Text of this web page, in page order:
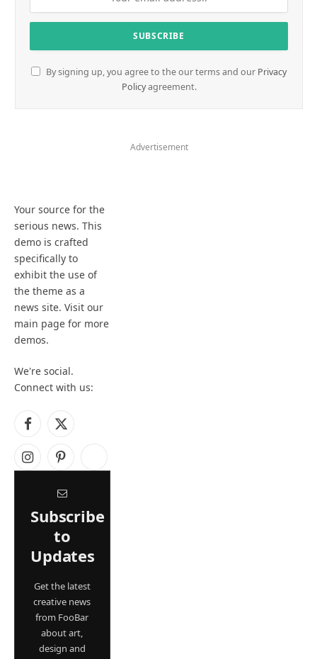
By signing up, you agree to the our terms and our Privacy
Policyagreement.
Advertisement
Your source for the
serious news. This
demo is crafted
specifically to
exhibit the use of
the theme as a
news site. Visit our
main page for more
demos.
We're social.
Connect with us:
Facebook
X
InstagramPinterest
Subscribe
to
Updates
Get the latest
creative news
from FooBar
about art,
design and